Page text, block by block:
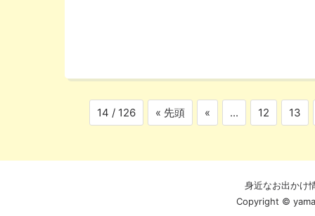
14 / 126 « 先頭 « ... 12 13
身近なお出かけ
Copyright ©